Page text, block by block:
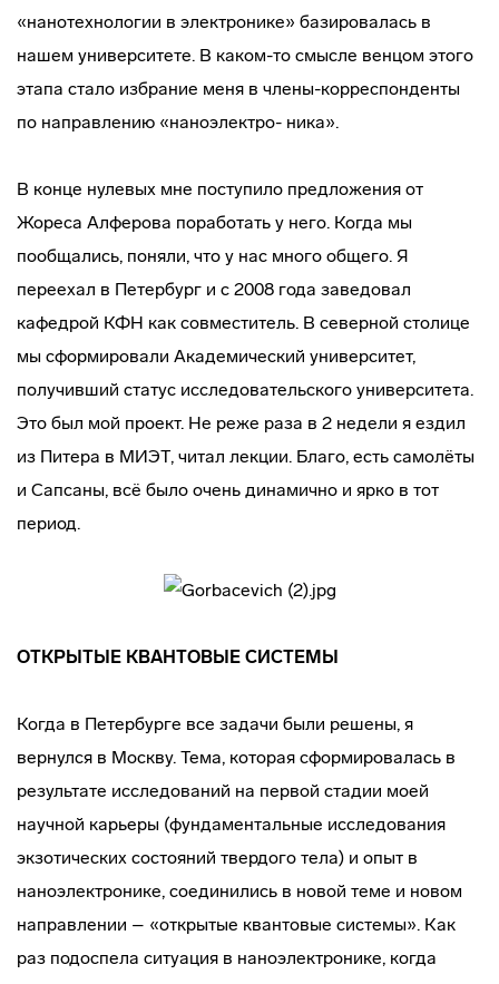
«нанотехнологии в электронике» базировалась в
нашем университете. В каком-то смысле венцом этого
этапа стало избрание меня в члены-корреспонденты
по направлению «наноэлектро- ника».
В конце нулевых мне поступило предложения от
Жореса Алферова поработать у него. Когда мы
пообщались, поняли, что у нас много общего. Я
переехал в Петербург и с 2008 года заведовал
кафедрой КФН как совместитель. В северной столице
мы сформировали Академический университет,
получивший статус исследовательского университета.
Это был мой проект. Не реже раза в 2 недели я ездил
из Питера в МИЭТ, читал лекции. Благо, есть самолёты
и Сапсаны, всё было очень динамично и ярко в тот
период.
ОТКРЫТЫЕ КВАНТОВЫЕ СИСТЕМЫ
Когда в Петербурге все задачи были решены, я
вернулся в Москву. Тема, которая сформировалась в
результате исследований на первой стадии моей
научной карьеры (фундаментальные исследования
экзотических состояний твердого тела) и опыт в
наноэлектронике, соединились в новой теме и новом
направлении – «открытые квантовые системы». Как
раз подоспела ситуация в наноэлектронике, когда